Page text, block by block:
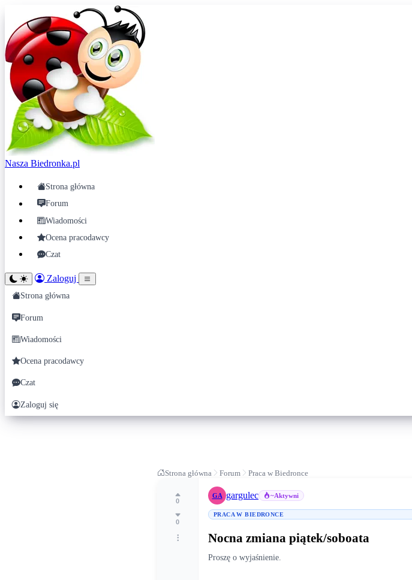
Nasza Biedronka.pl
Strona główna
Forum
Wiadomości
Ocena pracodawcy
Czat
Zaloguj
Strona główna
Forum
Wiadomości
Ocena pracodawcy
Czat
Zaloguj się
Strona główna Forum Praca w Biedronce
0
0
GA gargulec ~Aktywni
PRACA W BIEDRONCE
Nocna zmiana piątek/soboata
Proszę o wyjaśnienie.